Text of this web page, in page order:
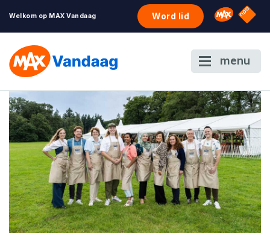
Welkom op MAX Vandaag Word lid Omroep
NPO
menu